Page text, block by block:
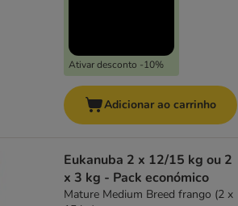
Ativar desconto -10%
Adicionar ao carrinho
Eukanuba 2 x 12/15 kg ou 2
x 3 kg - Pack económico
Mature Medium Breed frango (2 x